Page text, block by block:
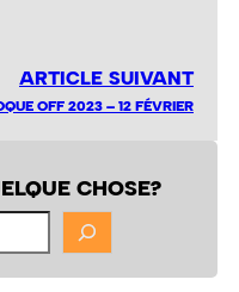
ARTICLE SUIVANT
OFF 2023 – 12 FÉVRIER
CHOSE?